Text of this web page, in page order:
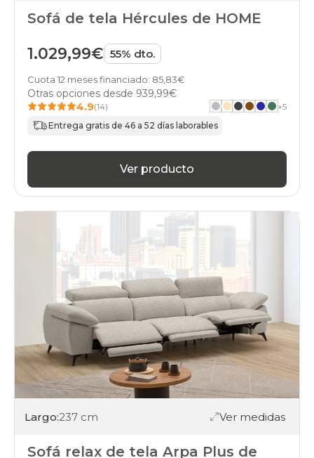
Sofá de tela Hércules de HOME
1.029,99€ 55% dto.
Cuota 12 meses financiado: 85,83€
Otras opciones desde 939,99€
4.9(14) +5
Entrega gratis de 46 a 52 días laborables
Ver producto
Largo:237 cm Ver medidas
Sofá relax de tela Arpa Plus de